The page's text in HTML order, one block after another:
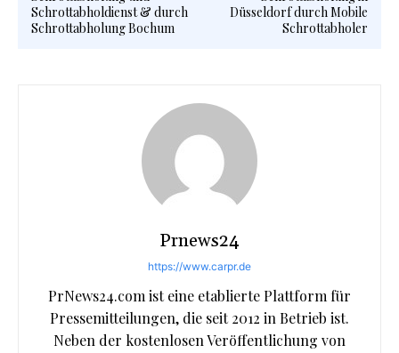
Schrottabholdienst & durch
Schrottabholung Bochum
Düsseldorf durch Mobile
Schrottabholer
Prnews24
https://www.carpr.de
PrNews24.com ist eine etablierte Plattform für
Pressemitteilungen, die seit 2012 in Betrieb ist.
Neben der kostenlosen Veröffentlichung von